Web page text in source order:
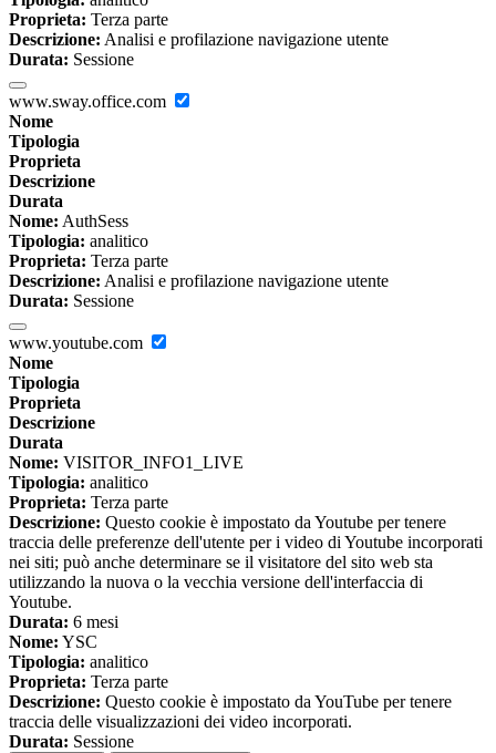
Proprieta: Terza parte
Descrizione: Analisi e profilazione navigazione utente
Durata: Sessione
www.sway.office.com
Nome
Tipologia
Proprieta
Descrizione
Durata
Nome: AuthSess
Tipologia: analitico
Proprieta: Terza parte
Descrizione: Analisi e profilazione navigazione utente
Durata: Sessione
www.youtube.com
Nome
Tipologia
Proprieta
Descrizione
Durata
Nome: VISITOR_INFO1_LIVE
Tipologia: analitico
Proprieta: Terza parte
Descrizione: Questo cookie è impostato da Youtube per tenere
traccia delle preferenze dell'utente per i video di Youtube incorporati
nei siti; può anche determinare se il visitatore del sito web sta
utilizzando la nuova o la vecchia versione dell'interfaccia di
Youtube.
Durata: 6 mesi
Nome: YSC
Tipologia: analitico
Proprieta: Terza parte
Descrizione: Questo cookie è impostato da YouTube per tenere
traccia delle visualizzazioni dei video incorporati.
Durata: Sessione